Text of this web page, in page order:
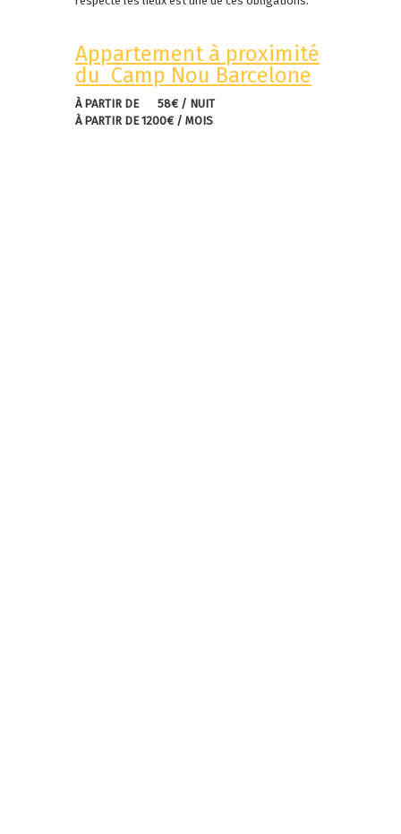
Appartement à proximité
du Camp Nou Barcelone
À PARTIR DE 58€ / NUIT
À PARTIR DE 1200€ / MOIS